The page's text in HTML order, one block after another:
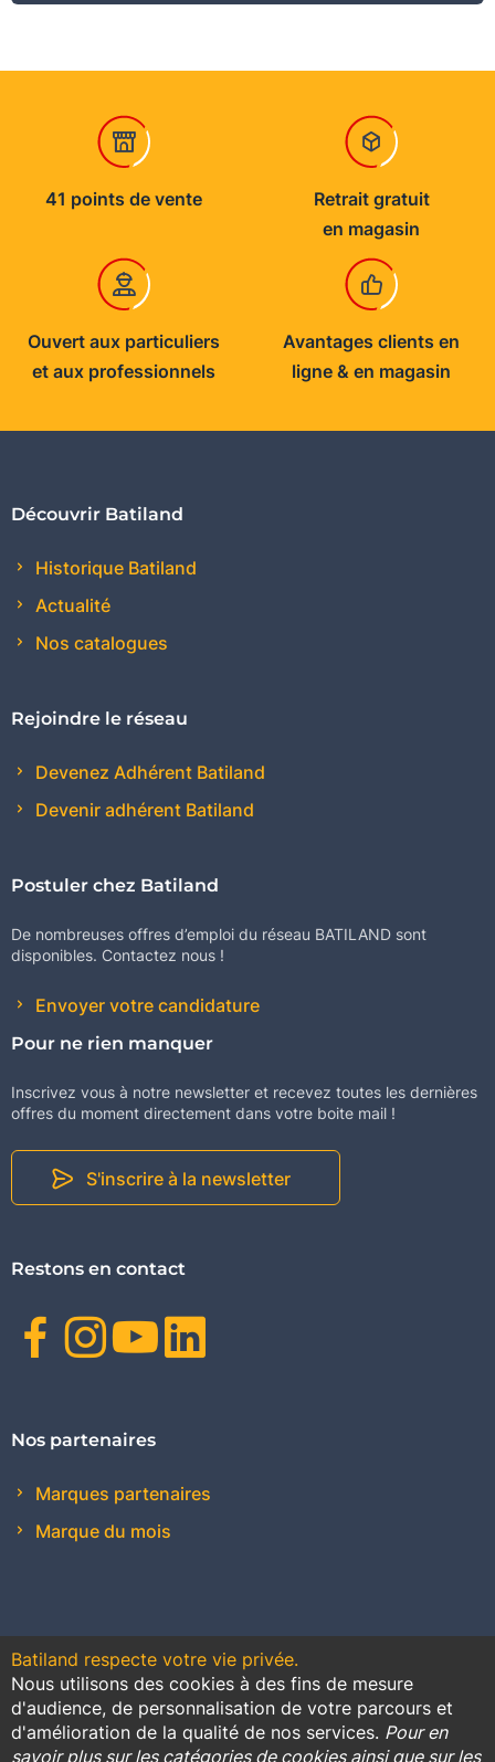
41 points de vente
Retrait gratuit
en magasin
Ouvert aux particuliers
et aux professionnels
Avantages clients en
ligne & en magasin
Découvrir Batiland
Historique Batiland
Actualité
Nos catalogues
Rejoindre le réseau
Devenez Adhérent Batiland
Devenir adhérent Batiland
Postuler chez Batiland
De nombreuses offres d’emploi du réseau BATILAND sont
disponibles. Contactez nous !
Envoyer votre candidature
Pour ne rien manquer
Inscrivez vous à notre newsletter et recevez toutes les dernières
offres du moment directement dans votre boite mail !
S'inscrire à la newsletter
Restons en contact
Facebook
Instagram
Youtube
Nos partenaires
Marques partenaires
Marque du mois
Contact Conditions générales de vente
Promotions
Batiland respecte votre vie privée.
Nous utilisons des cookies à des fins de mesure
d'audience, de personnalisation de votre parcours et
d'amélioration de la qualité de nos services. Pour en
savoir plus sur les catégories de cookies ainsi que sur les